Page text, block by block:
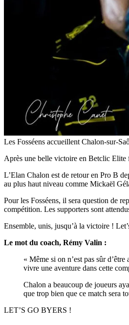
Les Fosséens accueillent Chalon-sur-
Après une belle victoire en Betclic Elite
L’Elan Chalon est de retour en Pro B
au plus haut niveau comme Mickaël
Pour les Fosséens, il sera question de
compétition. Les supporters sont
Ensemble, unis, jusqu’à la victoire !
Le mot du coach, Rémy Valin :
« Même si on n’est pas sûr
vivre une aventure dans cette
Chalon a beaucoup de joueurs
que trop bien que ce match sera
LET’S GO BYERS !